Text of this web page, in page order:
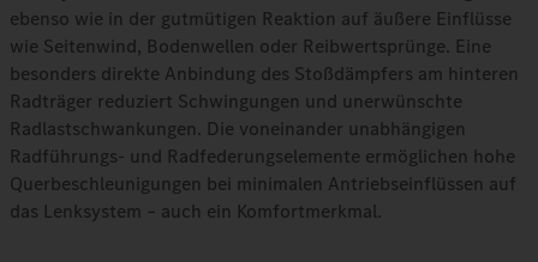
ebenso wie in der gutmütigen Reaktion auf äußere Einflüsse
wie Seitenwind, Bodenwellen oder Reibwertsprünge. Eine
besonders direkte Anbindung des Stoßdämpfers am hinteren
Radträger reduziert Schwingungen und unerwünschte
Radlastschwankungen. Die voneinander unabhängigen
Radführungs- und Radfederungselemente ermöglichen hohe
Querbeschleunigungen bei minimalen Antriebseinflüssen auf
das Lenksystem – auch ein Komfortmerkmal.